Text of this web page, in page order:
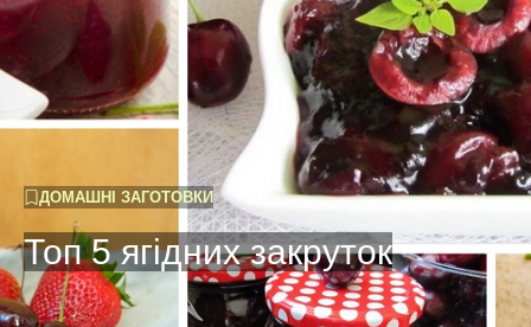
ДОМАШНІ ЗАГОТОВКИ
Топ 5 ягідних закруток